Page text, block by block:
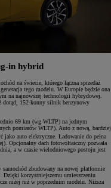
in hybrid
na świecie, którego łączna sprzedaż
tego modelu. W Europie będzie ona
na najnowszej technologii hybrydowej.
dotąd, 152-konny silnik benzynowy
69 km (wg WLTP) na jednym
pomiarów WLTP). Auto z nową, bardziej
auto elektryczne. Ładowanie do pełna
Opcjonalny dach fotowoltaiczny pozwala
a w czasie wielodniowego postoju jest
zbudowany na nowej platformie
Dzięki korzystniejszemu umieszczeniu
niżej niż w poprzednim modelu. Niższa